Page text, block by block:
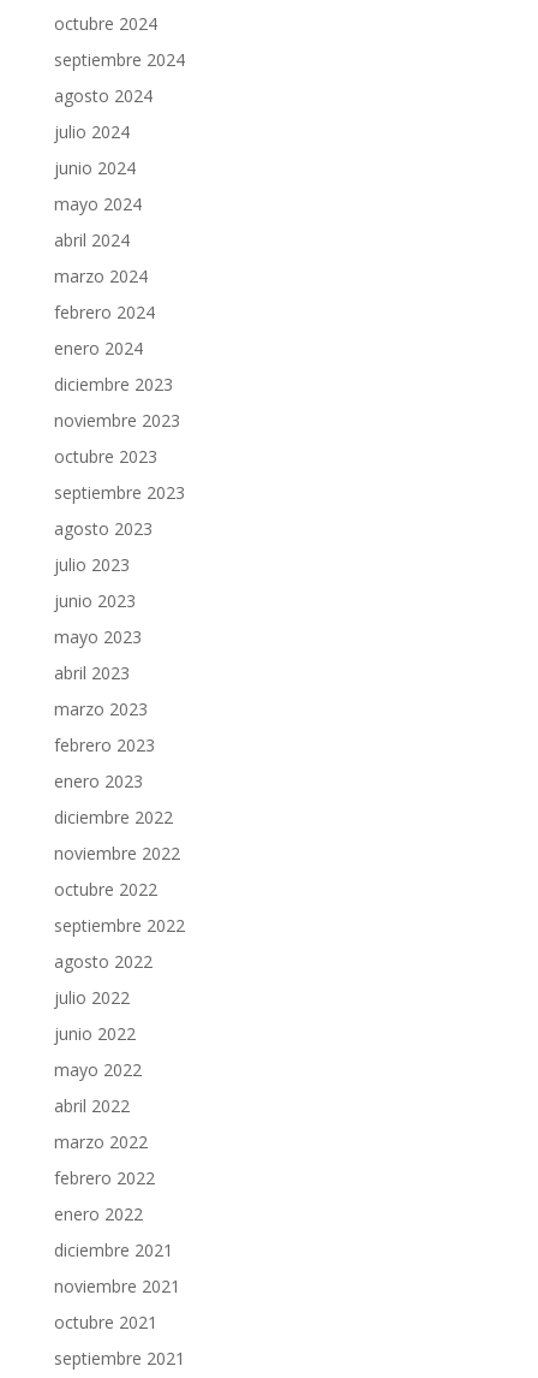
octubre 2024
septiembre 2024
agosto 2024
julio 2024
junio 2024
mayo 2024
abril 2024
marzo 2024
febrero 2024
enero 2024
diciembre 2023
noviembre 2023
octubre 2023
septiembre 2023
agosto 2023
julio 2023
junio 2023
mayo 2023
abril 2023
marzo 2023
febrero 2023
enero 2023
diciembre 2022
noviembre 2022
octubre 2022
septiembre 2022
agosto 2022
julio 2022
junio 2022
mayo 2022
abril 2022
marzo 2022
febrero 2022
enero 2022
diciembre 2021
noviembre 2021
octubre 2021
septiembre 2021